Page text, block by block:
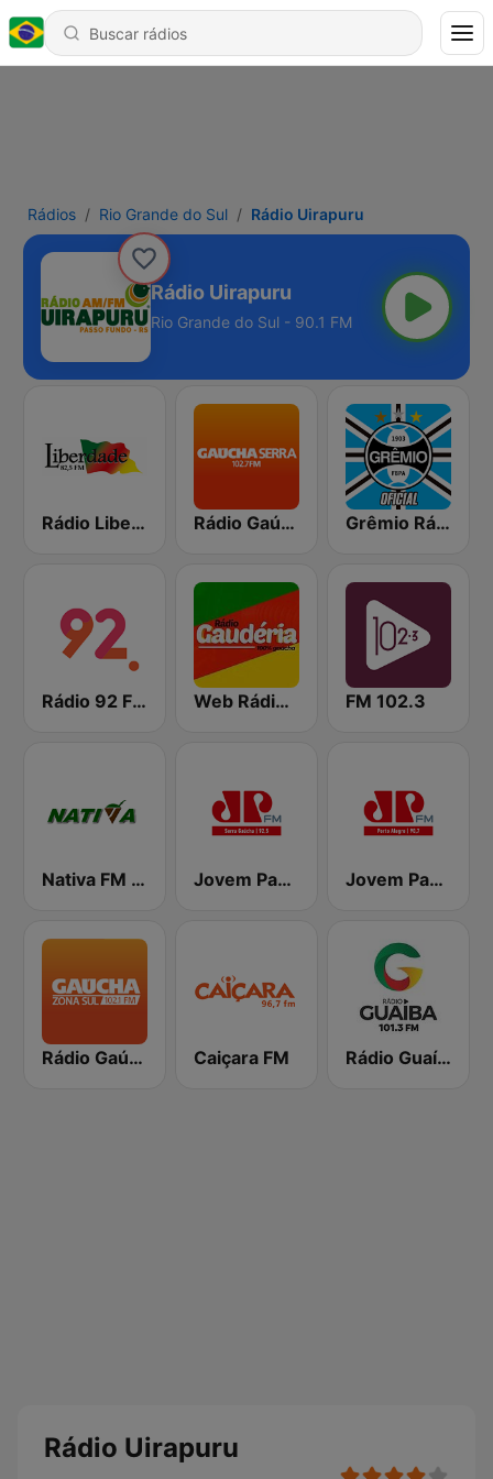
Rádios Rio Grande do Sul Rádio Uirapuru
Rádio Uirapuru
Rio Grande do Sul - 90.1 FM
Rádio Liberdade FM Rádio Gaúcha ZH - Serra Grêmio Rádio Umbro
Rádio 92 FM Web Rádio Gaudéria FM 102.3
Nativa FM Santa Maria Jovem Pan FM Serra Gaucha Jovem Pan FM Porto Alegre
Rádio Gaúcha ZH - Zona Sul Caiçara FM Rádio Guaíba
Rádio Uirapuru